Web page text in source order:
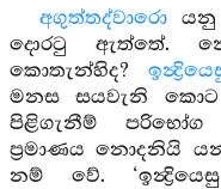
අගුත්තද්වාරොයනු
දොරටු ඇත්තේ.
කොතැන්හිද?
මනස සයවැනි කොට
පිළිගැනීම්
ප්‍රමාණය නොදනියි
නම් වේ.